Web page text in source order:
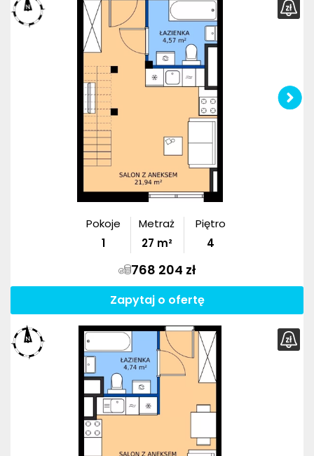
Pokoje
1
Metraż
27 m²
Piętro
4
768 204 zł
Zapytaj o ofertę